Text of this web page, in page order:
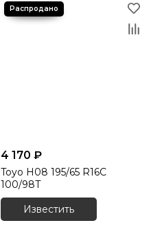
4 170 ₽
Toyo H08 195/65 R16C
100/98T
Известить